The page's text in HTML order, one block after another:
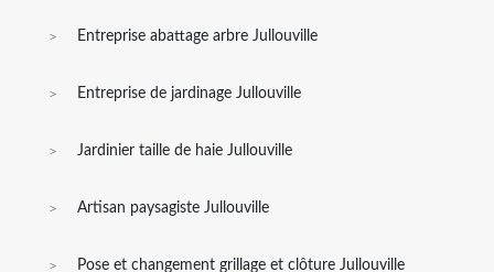
Entreprise abattage arbre Jullouville
Entreprise de jardinage Jullouville
Jardinier taille de haie Jullouville
Artisan paysagiste Jullouville
Pose et changement grillage et clôture Jullouville